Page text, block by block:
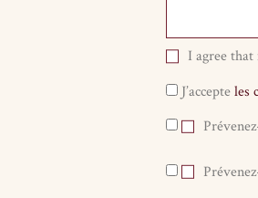
I agree
J’accepteles